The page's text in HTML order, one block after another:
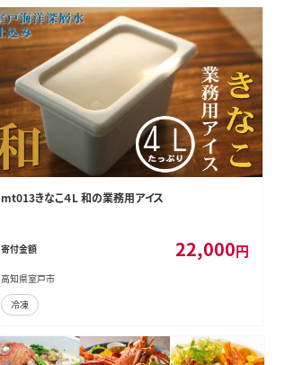
mt013きなこ４L 和の業務用アイス
寄付金額 22,000円
高知県室戸市
冷凍